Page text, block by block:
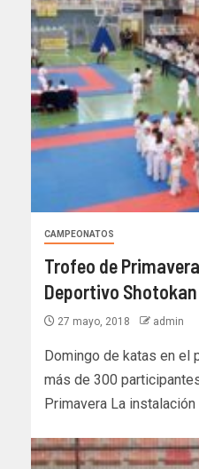
CAMPEONATOS
Trofeo de
Deportivo Shotokan
27 mayo, 2018 admin
Domingo de katas en el
más de 300
Primavera La instalación